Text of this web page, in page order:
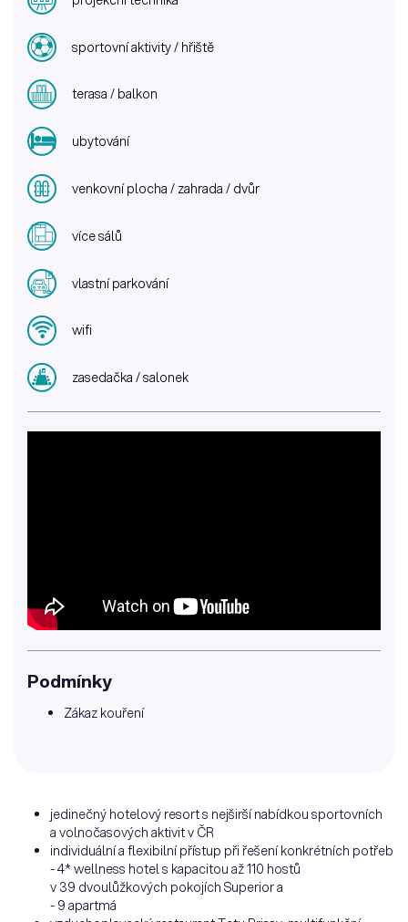
sportovní aktivity / hřiště
terasa / balkon
ubytování
venkovní plocha / zahrada / dvůr
více sálů
vlastní parkování
wifi
zasedačka / salonek
Podmínky
Zákaz kouření
jedinečný hotelový resort s nejširší nabídkou sportovních
a volnočasových aktivit v ČR
individuální a flexibilní přístup při řešení konkrétních potřeb
- 4* wellness hotel s kapacitou až 110 hostů
v 39 dvoulůžkových pokojích Superior a
- 9 apartmá